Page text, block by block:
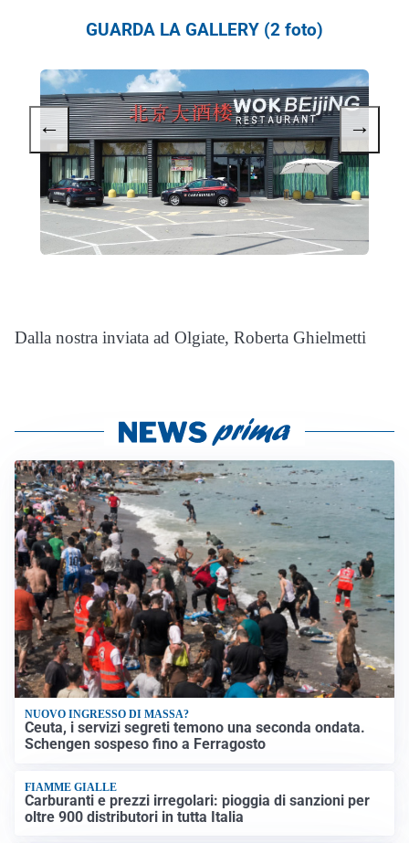
GUARDA LA GALLERY (2 foto)
← →
Dalla nostra inviata ad Olgiate, Roberta Ghielmetti
NUOVO INGRESSO DI MASSA?
Ceuta, i servizi segreti temono una seconda ondata.
Schengen sospeso fino a Ferragosto
FIAMME GIALLE
Carburanti e prezzi irregolari: pioggia di sanzioni per
oltre 900 distributori in tutta Italia